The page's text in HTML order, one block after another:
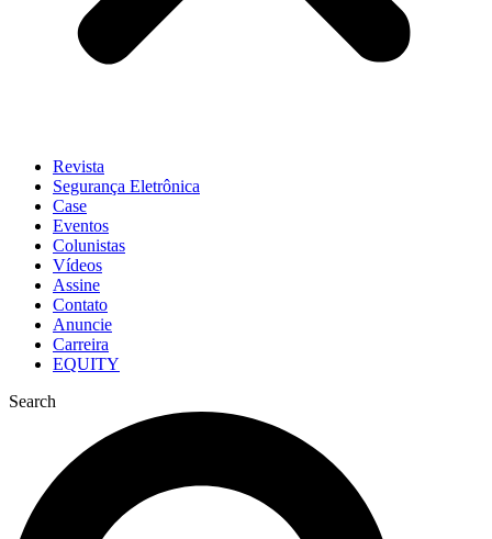
Revista
Segurança Eletrônica
Case
Eventos
Colunistas
Vídeos
Assine
Contato
Anuncie
Carreira
EQUITY
Search